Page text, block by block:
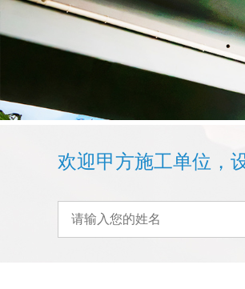
欢迎甲方施工单位，